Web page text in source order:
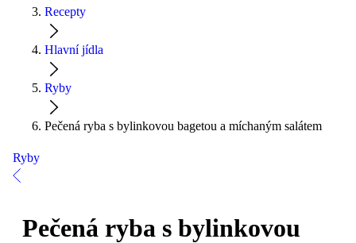
Recepty
Hlavní jídla
Ryby
Pečená ryba s bylinkovou bagetou a míchaným salátem
Ryby
Pečená ryba s bylinkovou